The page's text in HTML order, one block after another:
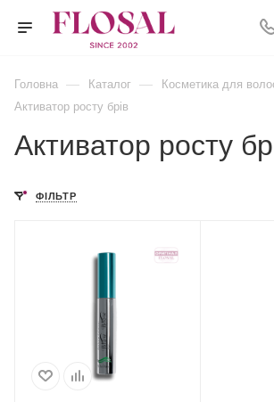
Головна — Каталог — Косметика для
Активатор росту брів
Активатор росту
ФІЛЬТР